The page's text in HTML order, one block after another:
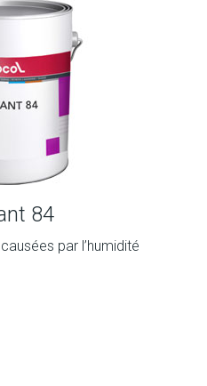
84
par l’humidité